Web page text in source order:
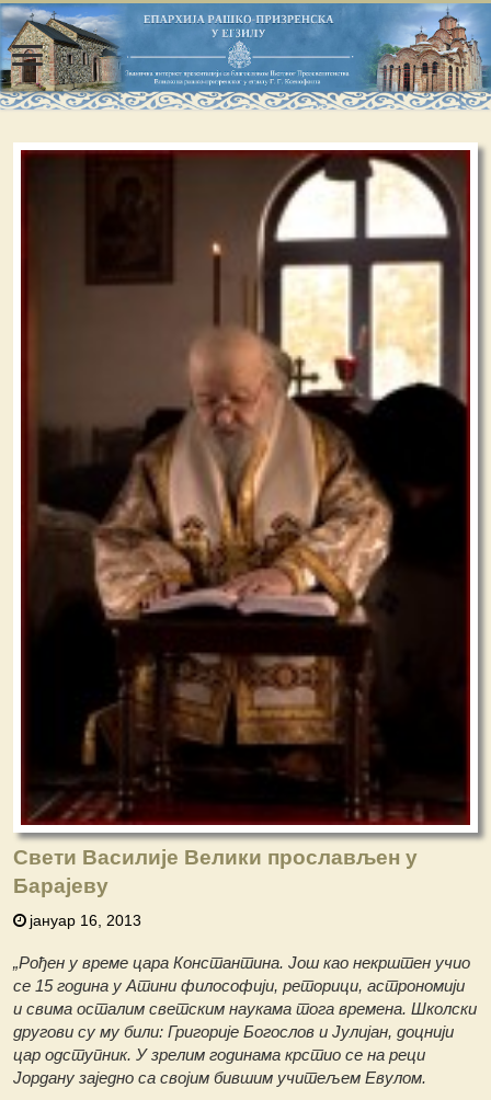
Свети Василије Велики прослављен у
Барајеву
јануар 16, 2013
„Рођен у време цара Константина. Још као некрштен учио
се 15 година у Атини философији, реторици, астрономији
и свима осталим светским наукама тога времена. Школски
другови су му били: Григорије Богослов и Јулијан, доцнији
цар одступник. У зрелим годинама крстио се на реци
Јордану заједно са својим бившим учитељем Евулом.